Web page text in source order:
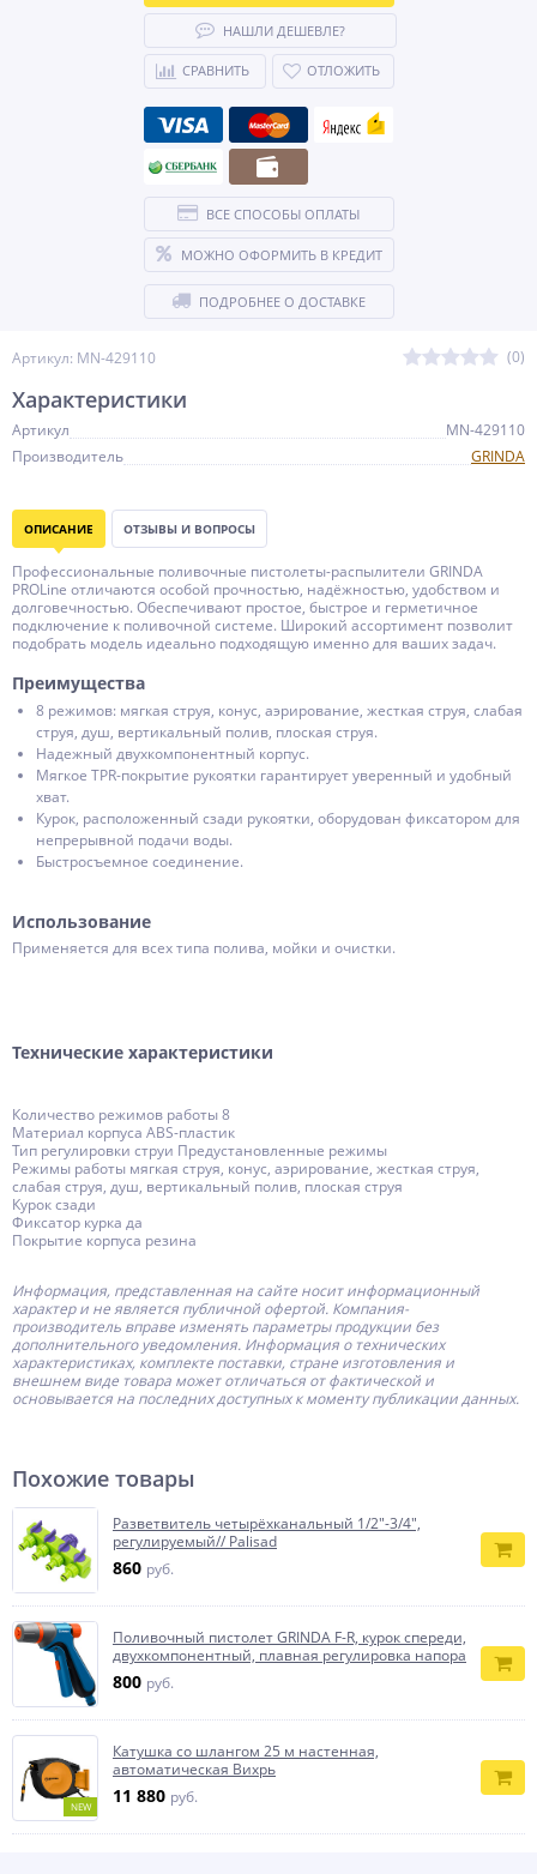
Артикул: MN-429110 (0)
НАШЛИ ДЕШЕВЛЕ?
СРАВНИТЬ ОТЛОЖИТЬ
ВСЕ СПОСОБЫ ОПЛАТЫ
МОЖНО ОФОРМИТЬ В КРЕДИТ
ПОДРОБНЕЕ О ДОСТАВКЕ
Характеристики
Артикул
MN-429110
Производитель
GRINDA
ОПИСАНИЕ ОТЗЫВЫ И ВОПРОСЫ
Профессиональные поливочные пистолеты-распылители GRINDA
PROLine отличаются особой прочностью, надёжностью, удобством и
долговечностью. Обеспечивают простое, быстрое и герметичное
подключение к поливочной системе. Широкий ассортимент позволит
подобрать модель идеально подходящую именно для ваших задач.
Преимущества
8 режимов: мягкая струя, конус, аэрирование, жесткая струя, слабая
струя, душ, вертикальный полив, плоская струя.
Надежный двухкомпонентный корпус.
Мягкое TPR-покрытие рукоятки гарантирует уверенный и удобный
хват.
Курок, расположенный сзади рукоятки, оборудован фиксатором для
непрерывной подачи воды.
Быстросъемное соединение.
Использование
Применяется для всех типа полива, мойки и очистки.
Технические характеристики
Количество режимов работы 8
Материал корпуса ABS-пластик
Тип регулировки струи Предустановленные режимы
Режимы работы мягкая струя, конус, аэрирование, жесткая струя,
слабая струя, душ, вертикальный полив, плоская струя
Курок сзади
Фиксатор курка да
Покрытие корпуса резина
Информация, представленная на сайте носит информационный
характер и не является публичной офертой. Компания-
производитель вправе изменять параметры продукции без
дополнительного уведомления. Информация о технических
характеристиках, комплекте поставки, стране изготовления и
внешнем виде товара может отличаться от фактической и
основывается на последних доступных к моменту публикации данных.
Похожие товары
Разветвитель четырёхканальный 1/2"-3/4",
регулируемый// Palisad
860 руб.
Поливочный пистолет GRINDA F-R, курок спереди,
двухкомпонентный, плавная регулировка напора
800 руб.
NEW
Катушка со шлангом 25 м настенная,
автоматическая Вихрь
11 880 руб.